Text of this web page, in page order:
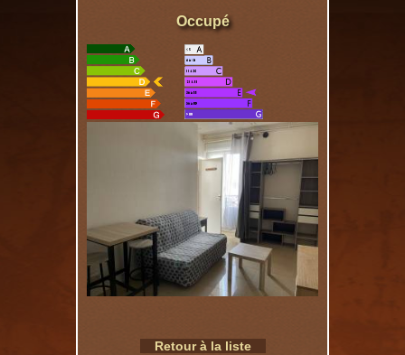
Occupé
Retour à la liste